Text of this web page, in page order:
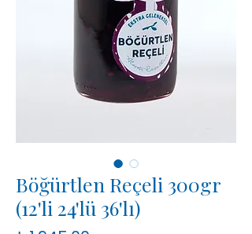
Böğürtlen Reçeli 300gr
(12'li 24'lü 36'lı)